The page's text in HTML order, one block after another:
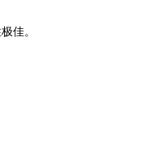
佳。